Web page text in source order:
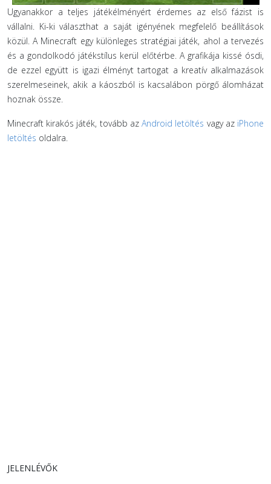
Ugyanakkor a teljes játékélményért érdemes az első fázist is
vállalni. Ki-ki választhat a saját igényének megfelelő beállítások
közül. A Minecraft egy különleges stratégiai játék, ahol a tervezés
és a gondolkodó játékstílus kerül előtérbe. A grafikája kissé ósdi,
de ezzel együtt is igazi élményt tartogat a kreatív alkalmazások
szerelmeseinek, akik a káoszból is kacsalábon pörgő álomházat
hoznak össze.
Minecraft kirakós játék, tovább azAndroid letöltés vagy az iPhone
letöltés oldalra.
JELENLÉVŐK